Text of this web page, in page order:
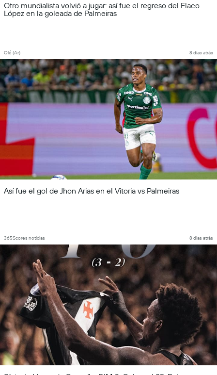
Otro mundialista volvió a jugar: así fue el regreso del Flaco
López en la goleada de Palmeiras
Olé (Ar) 8 dias atrás
Así fue el gol de Jhon Arias en el Vitoria vs Palmeiras
365Scores noticias 8 dias atrás